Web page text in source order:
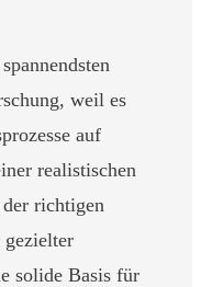
weil es
auf
realistischen
richtigen
solide Basis für